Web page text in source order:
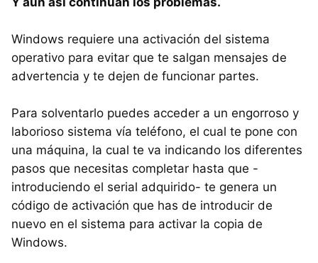
Windows requiere una activación del sistema
operativo para evitar que te salgan mensajes de
advertencia y te dejen de funcionar partes.
Para solventarlo puedes acceder a un engorroso y
laborioso sistema vía teléfono, el cual te pone con
una máquina, la cual te va indicando los diferentes
pasos que necesitas completar hasta que -
introduciendo el serial adquirido- te genera un
código de activación que has de introducir de
nuevo en el sistema para activar la copia de
Windows.